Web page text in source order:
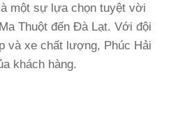
một sự lựa chọn tuyệt vời
Thuột đến Đà Lạt. Với đội
và xe chất lượng, Phúc Hải
khách hàng.